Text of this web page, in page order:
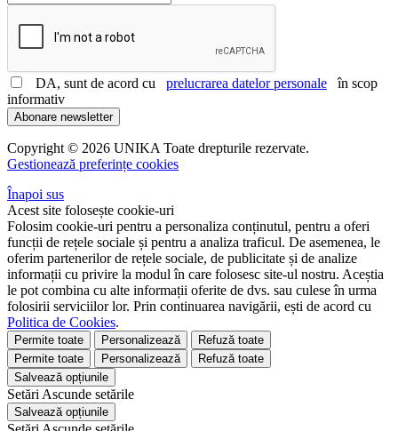
DA, sunt de acord cu prelucrarea datelor personale în scop
informativ
Abonare newsletter
Copyright © 2026 UNIKA Toate drepturile rezervate.
Gestionează preferințe cookies
Înapoi sus
Acest site folosește cookie-uri
Folosim cookie-uri pentru a personaliza conținutul, pentru a oferi
funcții de rețele sociale și pentru a analiza traficul. De asemenea, le
oferim partenerilor de rețele sociale, de publicitate și de analize
informații cu privire la modul în care folosesc site-ul nostru. Aceștia
le pot combina cu alte informații oferite de dvs. sau culese în urma
folosirii serviciilor lor. Prin continuarea navigării, ești de acord cu
Politica de Cookies.
Permite toate Personalizează
Refuză toate
Permite toate
Personalizează
Refuză toate
Salvează opțiunile
Setări Ascunde setările
Salvează opțiunile